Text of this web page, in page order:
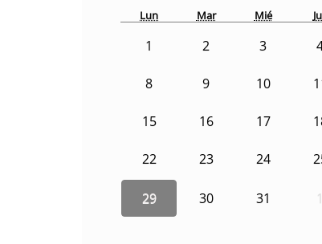
Lun Mar Mié
1 2 3
8 9 10
15 16 17
22 23 24
29 30 31 1